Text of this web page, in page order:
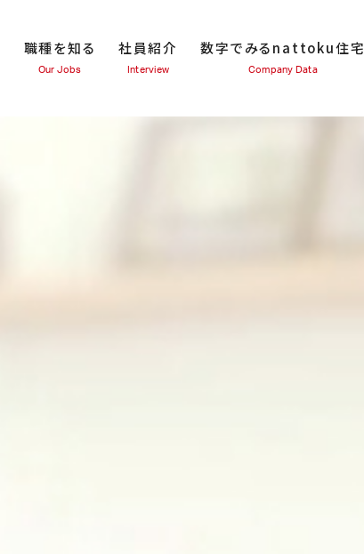
職種を知る
Our Jobs
社員紹介
Interview
数字でみるnattoku住宅
Company Data